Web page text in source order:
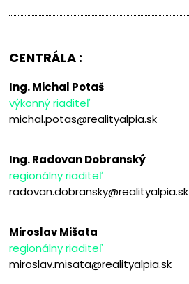
CENTRÁLA :
Ing. Michal Potaš
výkonný riaditeľ
michal.potas@realityalpia.sk
Ing. Radovan Dobranský
regionálny riaditeľ
radovan.dobransky@realityalpia.sk
Miroslav Mišata
regionálny riaditeľ
miroslav.misata@realityalpia.sk